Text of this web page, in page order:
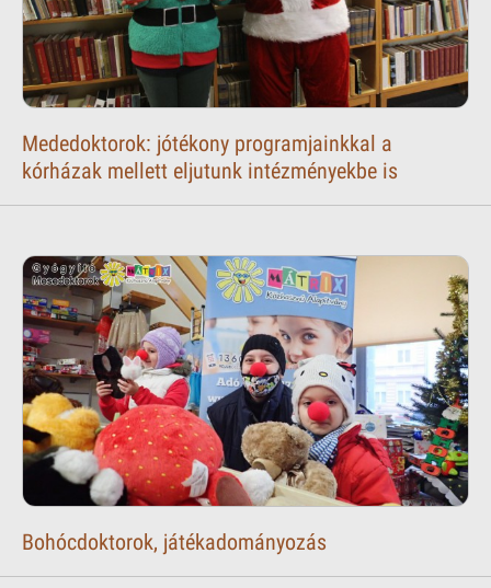
Mededoktorok: jótékony programjainkkal a
kórházak mellett eljutunk intézményekbe is
Bohócdoktorok, játékadományozás